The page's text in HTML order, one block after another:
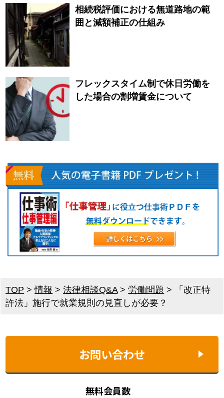
相続税評価における無道路地の範
囲と減額補正の仕組み
フレックスタイム制で休日労働を
した場合の割増賃金について
TOP >情報 >法律相談Q&A>労働問題 >
「改正特
許法」施行で就業規則の見直しが必要？
お問い合わせ
無料会員数